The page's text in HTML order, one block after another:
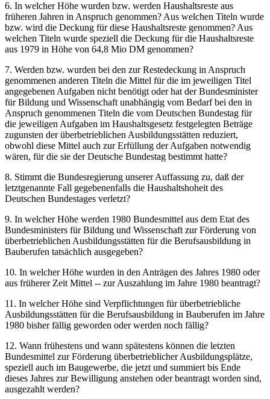
6. In welcher Höhe wurden bzw. werden Haushaltsreste aus
früheren Jahren in Anspruch genommen? Aus welchen Titeln wurde
bzw. wird die Deckung für diese Haushaltsreste genommen? Aus
welchen Titeln wurde speziell die Deckung für die Haushaltsreste
aus 1979 in Höhe von 64,8 Mio DM genommen?
7. Werden bzw. wurden bei den zur Restedeckung in Anspruch
genommenen anderen Titeln die Mittel für die im jeweiligen Titel
angegebenen Aufgaben nicht benötigt oder hat der Bundesminister
für Bildung und Wissenschaft unabhängig vom Bedarf bei den in
Anspruch genommenen Titeln die vom Deutschen Bundestag für
die jeweiligen Aufgaben im Haushaltsgesetz festgelegten Beträge
zugunsten der überbetrieblichen Ausbildungsstätten reduziert,
obwohl diese Mittel auch zur Erfüllung der Aufgaben notwendig
wären, für die sie der Deutsche Bundestag bestimmt hatte?
8. Stimmt die Bundesregierung unserer Auffassung zu, daß der
letztgenannte Fall gegebenenfalls die Haushaltshoheit des
Deutschen Bundestages verletzt?
9. In welcher Höhe werden 1980 Bundesmittel aus dem Etat des
Bundesministers für Bildung und Wissenschaft zur Förderung von
überbetrieblichen Ausbildungsstätten für die Berufsausbildung in
Bauberufen tatsächlich ausgegeben?
10. In welcher Höhe wurden in den Anträgen des Jahres 1980 oder
aus früherer Zeit Mittel -- zur Auszahlung im Jahre 1980 beantragt?
11. In welcher Höhe sind Verpflichtungen für überbetriebliche
Ausbildungsstätten für die Berufsausbildung in Bauberufen im Jahre
1980 bisher fällig geworden oder werden noch fällig?
12. Wann frühestens und wann spätestens können die letzten
Bundesmittel zur Förderung überbetrieblicher Ausbildungsplätze,
speziell auch im Baugewerbe, die jetzt und summiert bis Ende
dieses Jahres zur Bewilligung anstehen oder beantragt worden sind,
ausgezahlt werden?